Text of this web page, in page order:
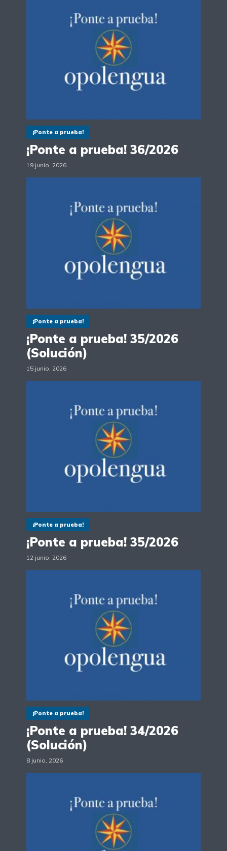
¡Ponte a prueba!
¡Ponte a prueba! 36/2026
19 junio, 2026
¡Ponte a prueba!
¡Ponte a prueba! 35/2026
(Solución)
15 junio, 2026
¡Ponte a prueba!
¡Ponte a prueba! 35/2026
12 junio, 2026
¡Ponte a prueba!
¡Ponte a prueba! 34/2026
(Solución)
8 junio, 2026